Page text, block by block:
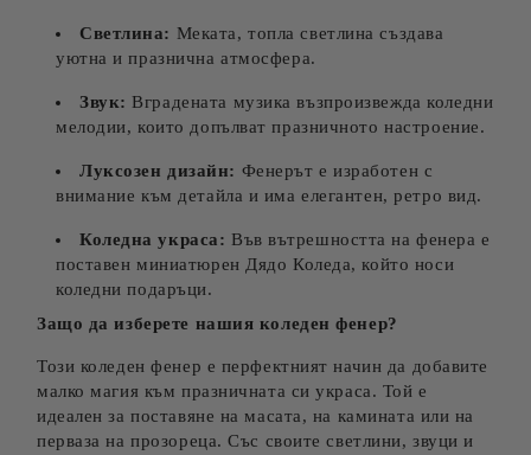
Светлина: Меката, топла светлина създава
уютна и празнична атмосфера.
Звук: Вградената музика възпроизвежда коледни
мелодии, които допълват празничното настроение.
Луксозен дизайн: Фенерът е изработен с
внимание към детайла и има елегантен, ретро вид.
Коледна украса: Във вътрешността на фенера е
поставен миниатюрен Дядо Коледа, който носи
коледни подаръци.
Защо да изберете нашия коледен фенер?
Този коледен фенер е перфектният начин да добавите
малко магия към празничната си украса. Той е
идеален за поставяне на масата, на камината или на
перваза на прозореца. Със своите светлини, звуци и